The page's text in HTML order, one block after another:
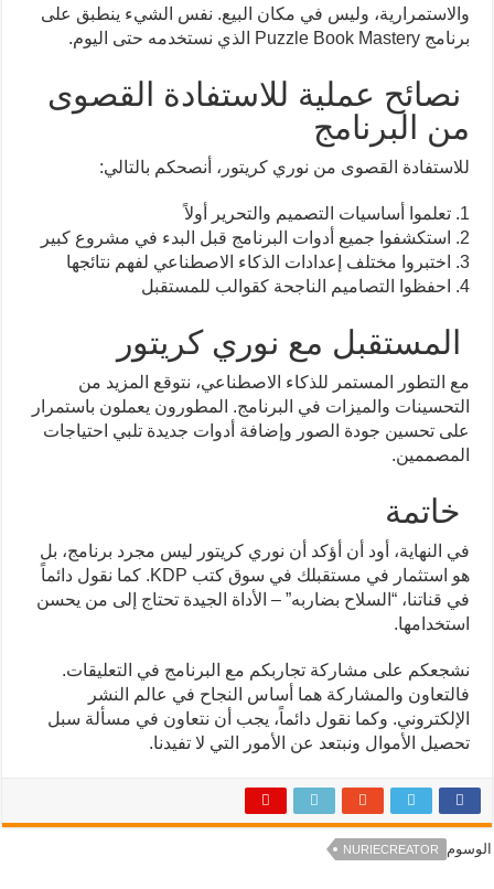
والاستمرارية، وليس في مكان البيع. نفس الشيء ينطبق على
برنامج Puzzle Book Mastery الذي نستخدمه حتى اليوم.
نصائح عملية للاستفادة القصوى
من البرنامج
للاستفادة القصوى من نوري كريتور، أنصحكم بالتالي:
1. تعلموا أساسيات التصميم والتحرير أولاً
2. استكشفوا جميع أدوات البرنامج قبل البدء في مشروع كبير
3. اختبروا مختلف إعدادات الذكاء الاصطناعي لفهم نتائجها
4. احفظوا التصاميم الناجحة كقوالب للمستقبل
المستقبل مع نوري كريتور
مع التطور المستمر للذكاء الاصطناعي، نتوقع المزيد من
التحسينات والميزات في البرنامج. المطورون يعملون باستمرار
على تحسين جودة الصور وإضافة أدوات جديدة تلبي احتياجات
المصممين.
خاتمة
في النهاية، أود أن أؤكد أن نوري كريتور ليس مجرد برنامج، بل
هو استثمار في مستقبلك في سوق كتب KDP. كما نقول دائماً
في قناتنا، “السلاح بضاربه” – الأداة الجيدة تحتاج إلى من يحسن
استخدامها.
نشجعكم على مشاركة تجاربكم مع البرنامج في التعليقات.
فالتعاون والمشاركة هما أساس النجاح في عالم النشر
الإلكتروني. وكما نقول دائماً، يجب أن نتعاون في مسألة سبل
تحصيل الأموال ونبتعد عن الأمور التي لا تفيدنا.
الوسوم NURIECREATOR